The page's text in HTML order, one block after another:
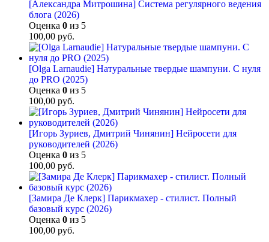
[Александра Митрошина] Система регулярного ведения
блога (2026)
Оценка 0 из 5
100,00 руб.
[Olga Larnaudie] Натуральные твердые шампуни. С нуля
до PRO (2025)
Оценка 0 из 5
100,00 руб.
[Игорь Зуриев, Дмитрий Чинянин] Нейросети для
руководителей (2026)
Оценка 0 из 5
100,00 руб.
[Замира Де Клерк] Парикмахер - стилист. Полный
базовый курс (2026)
Оценка 0 из 5
100,00 руб.